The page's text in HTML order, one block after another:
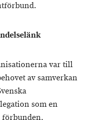
var till
av samverkan
som en